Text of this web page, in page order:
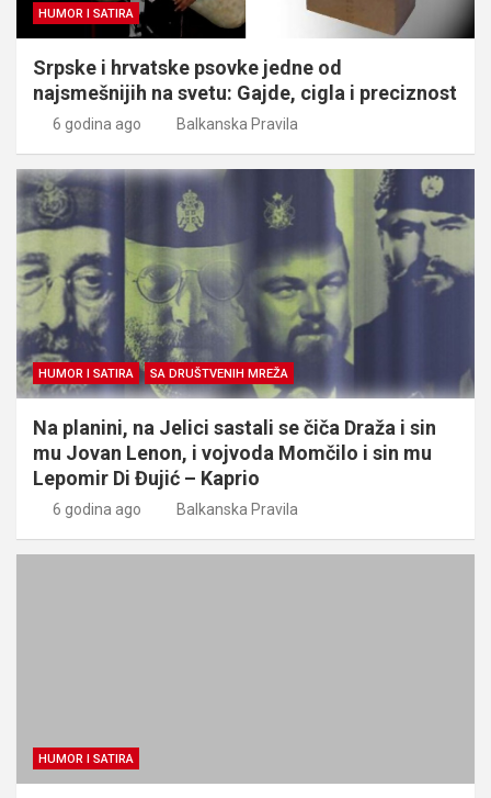
HUMOR I SATIRA
Srpske i hrvatske psovke jedne od
najsmešnijih na svetu: Gajde, cigla i preciznost
6 godina ago Balkanska Pravila
HUMOR I SATIRA SA DRUŠTVENIH MREŽA
Na planini, na Jelici sastali se čiča Draža i sin
mu Jovan Lenon, i vojvoda Momčilo i sin mu
Lepomir Di Đujić – Kaprio
6 godina ago Balkanska Pravila
HUMOR I SATIRA